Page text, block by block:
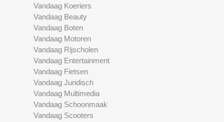
Vandaag Koeriers
Vandaag Beauty
Vandaag Boten
Vandaag Motoren
Vandaag Rijscholen
Vandaag Entertainment
Vandaag Fietsen
Vandaag Juridisch
Vandaag Multimedia
Vandaag Schoonmaak
Vandaag Scooters